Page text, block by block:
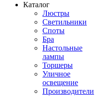
Каталог
Люстры
Светильники
Споты
Бра
Настольные
лампы
Торшеры
Уличное
освещение
Производители